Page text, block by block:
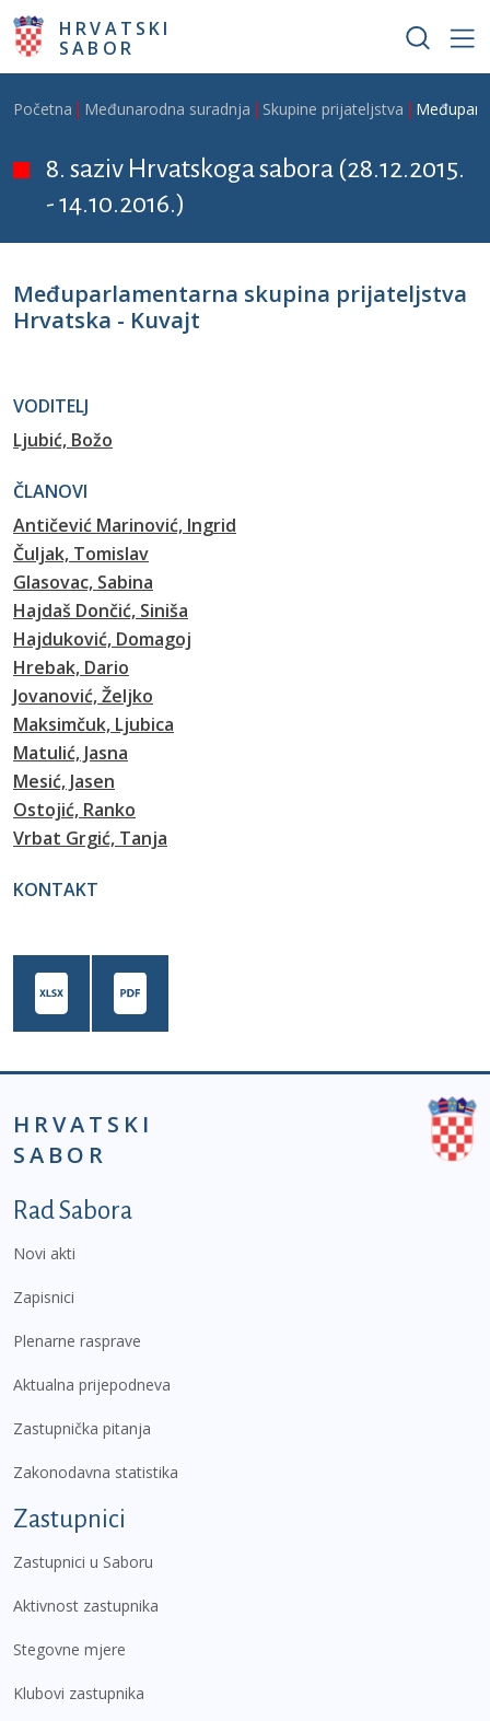
Skoči na glavni sadržaj
HRVATSKI
SABOR
Breadcrumb
Početna Međunarodna suradnja Skupine prijateljstva
8. saziv Hrvatskoga sabora (28.12.2015.
- 14.10.2016.)
Međuparlamentarna skupina prijateljstva
Hrvatska - Kuvajt
VODITELJ
Ljubić, Božo
ČLANOVI
Antičević Marinović, Ingrid
Čuljak, Tomislav
Glasovac, Sabina
Hajdaš Dončić, Siniša
Hajduković, Domagoj
Hrebak, Dario
Jovanović, Željko
Maksimčuk, Ljubica
Matulić, Jasna
Mesić, Jasen
Ostojić, Ranko
Vrbat Grgić, Tanja
KONTAKT
HRVATSKI
SABOR
Podnožje prvi izbornik
Rad Sabora
Novi akti
Zapisnici
Plenarne rasprave
Aktualna prijepodneva
Zastupnička pitanja
Zakonodavna statistika
Zastupnici
Zastupnici u Saboru
Aktivnost zastupnika
Stegovne mjere
Klubovi zastupnika